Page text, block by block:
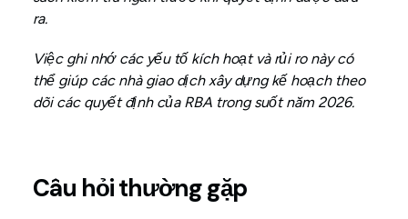
ra.
Việc ghi nhớ các yếu tố kích hoạt và rủi ro này có
thể giúp các nhà giao dịch xây dựng kế hoạch theo
dõi các quyết định của RBA trong suốt năm 2026.
Câu hỏi thường gặp